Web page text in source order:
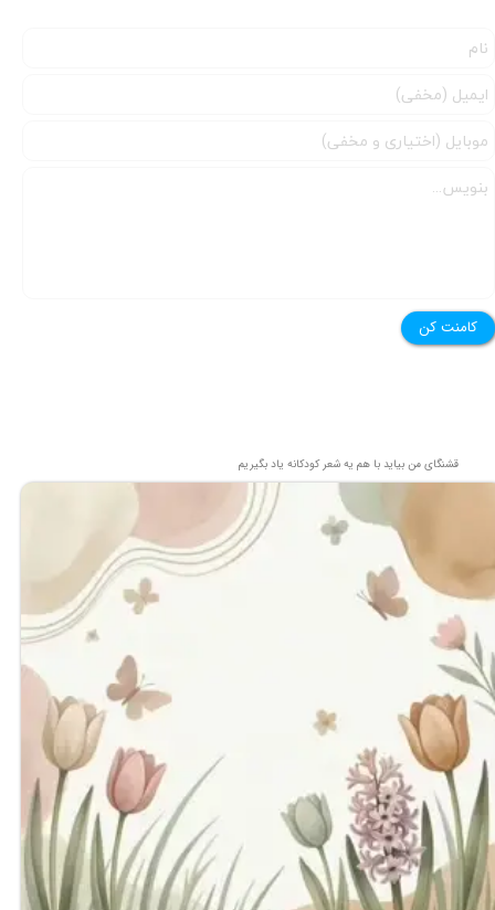
★★
کامنت کن
قشنگای من بيايد با هم یه شعر کودکانه ياد بگیریم